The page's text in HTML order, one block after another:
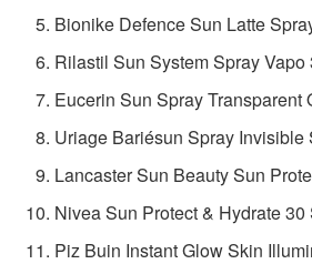
Bionike Defence Sun Latte
Rilastil Sun System Spray Vapo
Eucerin Sun Spray Transparent
Uriage Bariésun Spray Invisible
Lancaster Sun Beauty Sun
Nivea Sun Protect & Hydrate 30
Piz Buin Instant Glow Skin